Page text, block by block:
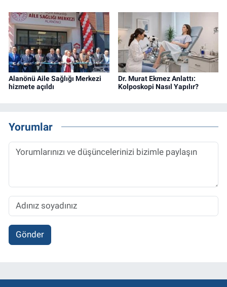
Alanönü Aile Sağlığı Merkezi
hizmete açıldı
Dr. Murat Ekmez Anlattı:
Kolposkopi Nasıl Yapılır?
Yorumlar
Gönder